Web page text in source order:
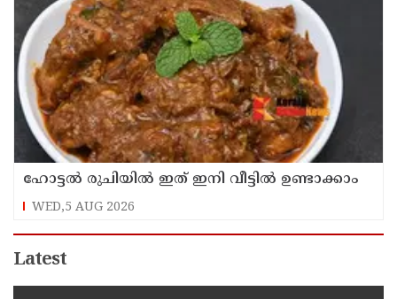
ഹോട്ടൽ രുചിയിൽ ഇത് ഇനി വീട്ടിൽ ഉണ്ടാക്കാം
WED,5 AUG 2026
Latest